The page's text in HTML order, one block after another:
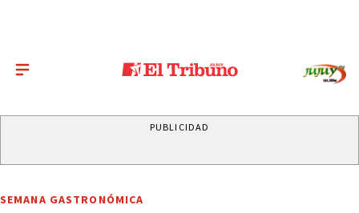
PUBLICIDAD
SEMANA GASTRONÓMICA